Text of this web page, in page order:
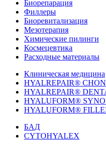
Биорепарация
Филлеры
Биоревитализация
Мезотерапия
Химические пилинги
Космецевтика
Расходные материалы
Клиническая медицина
HYALREPAIR®
HYALREPAIR®
HYALUFORM®
HYALUFORM®
БАД
CYTOHYALEX